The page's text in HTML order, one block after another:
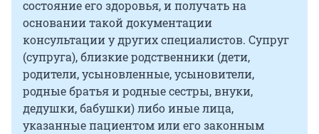
состояние его здоровья, и получать на
основании такой документации
консультации у других специалистов. Супруг
(супруга), близкие родственники (дети,
родители, усыновленные, усыновители,
родные братья и родные сестры, внуки,
дедушки, бабушки) либо иные лица,
указанные пациентом или его законным